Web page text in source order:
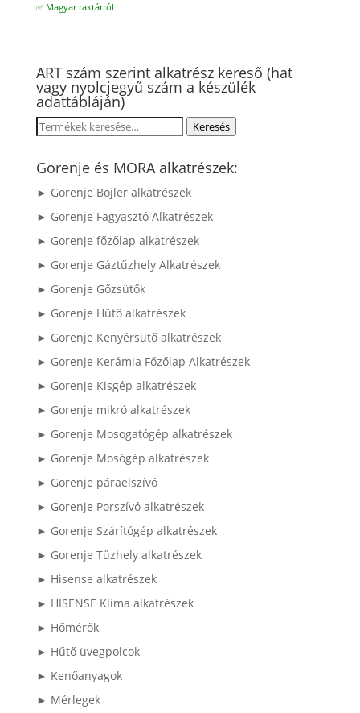
✅ Magyar raktárról
ART szám szerint alkatrész kereső (hat
vagy nyolcjegyű szám a készülék
adattábláján)
Keresés
következőre:
Keresés
Gorenje és MORA alkatrészek:
► Gorenje Bojler alkatrészek
► Gorenje Fagyasztó Alkatrészek
► Gorenje főzőlap alkatrészek
► Gorenje Gáztűzhely Alkatrészek
► Gorenje Gőzsütők
► Gorenje Hűtő alkatrészek
► Gorenje Kenyérsütő alkatrészek
► Gorenje Kerámia Főzőlap Alkatrészek
► Gorenje Kisgép alkatrészek
► Gorenje mikró alkatrészek
► Gorenje Mosogatógép alkatrészek
► Gorenje Mosógép alkatrészek
► Gorenje páraelszívó
► Gorenje Porszívó alkatrészek
► Gorenje Szárítógép alkatrészek
► Gorenje Tűzhely alkatrészek
► Hisense alkatrészek
► HISENSE Klíma alkatrészek
► Hőmérők
► Hűtő üvegpolcok
► Kenőanyagok
► Mérlegek